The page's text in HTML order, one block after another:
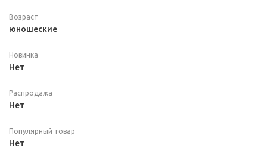
Возраст
юношеские
Новинка
Нет
Распродажа
Нет
Популярный товар
Нет